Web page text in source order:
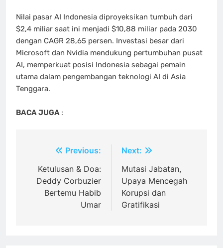
Nilai pasar AI Indonesia diproyeksikan tumbuh dari
$2,4 miliar saat ini menjadi $10,88 miliar pada 2030
dengan CAGR 28,65 persen. Investasi besar dari
Microsoft dan Nvidia mendukung pertumbuhan pusat
AI, memperkuat posisi Indonesia sebagai pemain
utama dalam pengembangan teknologi AI di Asia
Tenggara.
BACA JUGA :
Navigasi
pos
Previous:
Ketulusan & Doa:
Deddy Corbuzier
Bertemu Habib
Umar
Next:
Mutasi Jabatan,
Upaya Mencegah
Korupsi dan
Gratifikasi